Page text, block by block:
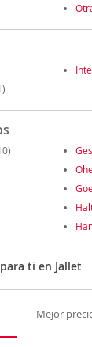
ti en Jallet
Mejor